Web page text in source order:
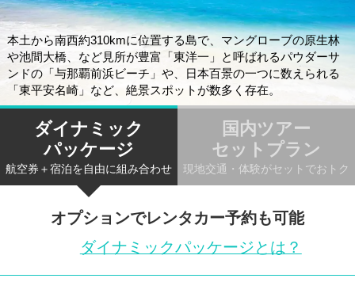
本土から南西約310kmに位置する島で、マングローブの原生林
や池間大橋、など見所が豊富「東洋一」と呼ばれるパウダーサ
ンドの「与那覇前浜ビーチ」や、日本百景の一つに数えられる
「東平安名崎」など、絶景スポットが数多く存在。
ダイナミック
パッケージ
航空券＋宿泊を自由に組み合わせ
国内ツアー
セットプラン
現地交通・体験がセットでおトク
オプションでレンタカー予約も可能
ダイナミックパッケージとは？